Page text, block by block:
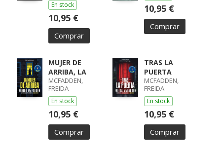
En stock
10,95 €
Comprar
10,95 €
Comprar
MUJER DE
ARRIBA, LA
MCFADDEN,
FREIDA
En stock
10,95 €
Comprar
TRAS LA
PUERTA
MCFADDEN,
FREIDA
En stock
10,95 €
Comprar